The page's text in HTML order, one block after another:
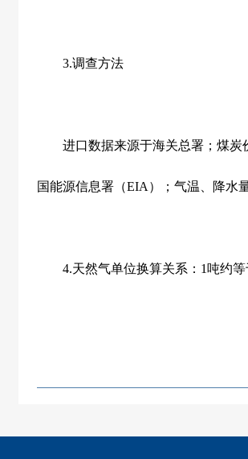
3.调查方法
进口数据来源于海关总署；煤炭
国能源信息署（EIA ）；气温、降水
4.天然气单位换算关系： 1 吨约